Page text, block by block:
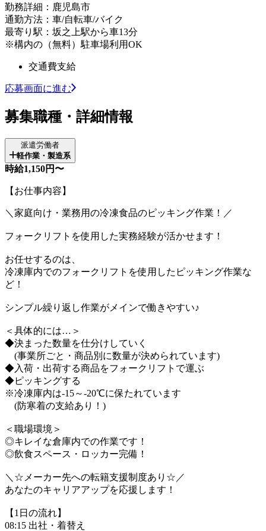
勤務詳細：鹿児島市
通勤方法：車/自転車/バイク
最寄り駅：坂之上駅から車13分
※構内の（無料）駐車場利用OK
交通費支給
応募画面に進む
募集職種・詳細情報
派遣労働者
軽作業・製造系
時給1,150円〜
【お仕事内容】
＼家庭向け・業務用の冷凍食品のピッキング作業！／
フォークリフトを使用した実務経験が活かせます！
お任せするのは、
冷凍庫内でのフォークリフトを使用したピッキング作業な
ど！
シンプル繰り返し作業がメインで働きやすい♪
＜具体的には…＞
◆決まった数量を仕分けしていく
(事業所ごと・商品別に数量が決められています)
◆入荷・出荷する商品をフォークリフトで運ぶ
◆ピッキングする
※冷凍庫内は-15～-20℃に保たれています
(防寒着の支給あり！)
＜職場環境＞
◎キレイな倉庫内での作業です！
◎飲食スペース・ロッカー完備！
＼☆メーカー先への転籍支援制度あり☆／
あなたのキャリアアップを応援します！
【1日の流れ】
08:15 出社・着替え